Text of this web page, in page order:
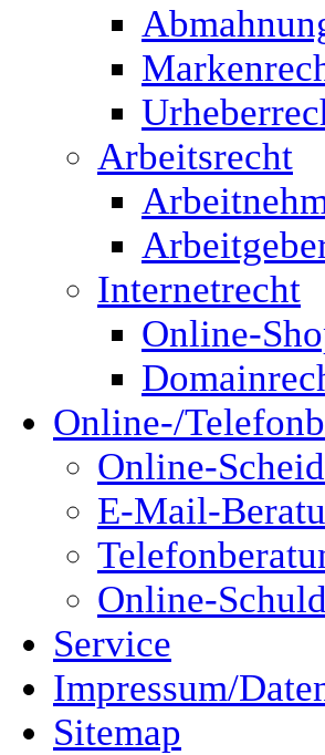
Arbeitsrecht
Internetrecht
Online-
Online-/
Online-
E-Mail-
Online-
Service
Impressum/
Sitemap